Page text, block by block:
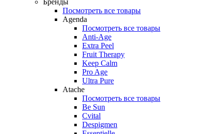
Бренды
Посмотреть все товары
Agenda
Посмотреть все товары
Anti‑Age
Extra Peel
Fruit Therapy
Keep Calm
Pro Age
Ultra Pure
Atache
Посмотреть все товары
Be Sun
Cvital
Despigmen